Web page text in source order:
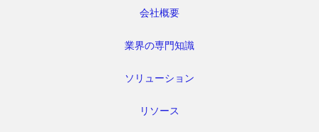
会社概要
業界の専門知識
ソリューション
リソース